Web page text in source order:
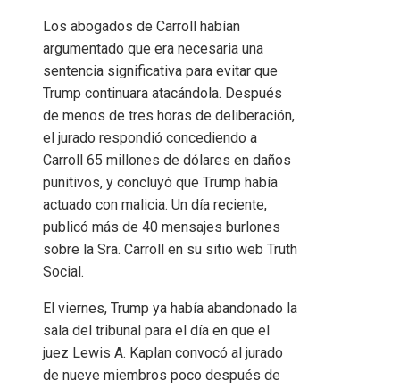
Los abogados de Carroll habían
argumentado que era necesaria una
sentencia significativa para evitar que
Trump continuara atacándola. Después
de menos de tres horas de deliberación,
el jurado respondió concediendo a
Carroll 65 millones de dólares en daños
punitivos, y concluyó que Trump había
actuado con malicia. Un día reciente,
publicó más de 40 mensajes burlones
sobre la Sra. Carroll en su sitio web Truth
Social.
El viernes, Trump ya había abandonado la
sala del tribunal para el día en que el
juez Lewis A. Kaplan convocó al jurado
de nueve miembros poco después de